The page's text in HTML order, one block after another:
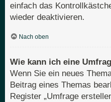
einfach das
wieder deaktivieren.
Nach oben
Wie kann ich eine
Wenn Sie ein neues
Beitrag eines Themas
Register „Umfrage